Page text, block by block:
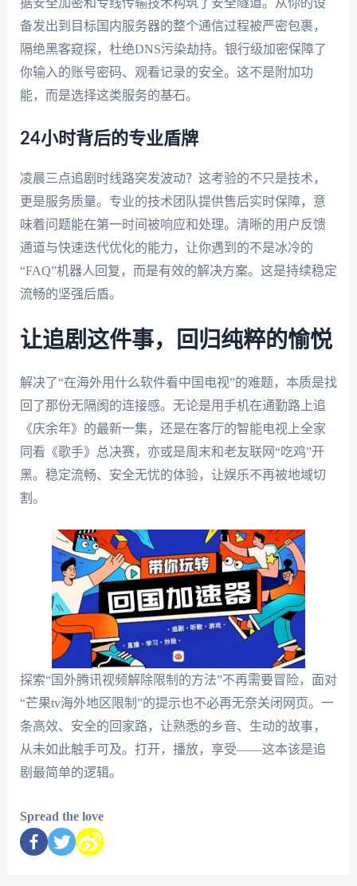
备发出到目标国内服务器的整个通信过程被严密包裹，
隔绝黑客窥探，杜绝DNS污染劫持。银行级加密保障了
你输入的账号密码、观看记录的安全。这不是附加功
能，而是选择这类服务的基石。
24小时背后的专业盾牌
凌晨三点追剧时线路突发波动？这考验的不只是技术，
更是服务质量。专业的技术团队提供售后实时保障，意
味着问题能在第一时间被响应和处理。清晰的用户反馈
通道与快速迭代优化的能力，让你遇到的不是冰冷的
“FAQ”机器人回复，而是有效的解决方案。这是持续稳定
流畅的坚强后盾。
让追剧这件事，回归纯粹的愉悦
解决了“在海外用什么软件看中国电视”的难题，本质是找
回了那份无隔阂的连接感。无论是用手机在通勤路上追
《庆余年》的最新一集，还是在客厅的智能电视上全家
同看《歌手》总决赛，亦或是周末和老友联网“吃鸡”开
黑。稳定流畅、安全无忧的体验，让娱乐不再被地域切
割。
探索“国外腾讯视频解除限制的方法”不再需要冒险，面对
“芒果tv海外地区限制”的提示也不必再无奈关闭网页。一
条高效、安全的回家路，让熟悉的乡音、生动的故事，
从未如此触手可及。打开，播放，享受——这本该是追
剧最简单的逻辑。
Spread the love